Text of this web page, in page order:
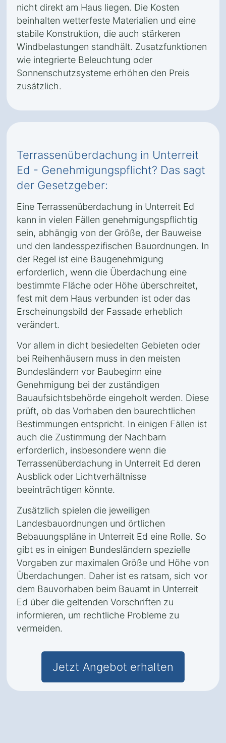
nicht direkt am Haus liegen. Die Kosten
beinhalten wetterfeste Materialien und eine
stabile Konstruktion, die auch stärkeren
Windbelastungen standhält. Zusatzfunktionen
wie integrierte Beleuchtung oder
Sonnenschutzsysteme erhöhen den Preis
zusätzlich.
Terrassenüberdachung in Unterreit
Ed - Genehmigungspflicht? Das sagt
der Gesetzgeber:
Eine Terrassenüberdachung in Unterreit Ed
kann in vielen Fällen genehmigungspflichtig
sein, abhängig von der Größe, der Bauweise
und den landesspezifischen Bauordnungen. In
der Regel ist eine Baugenehmigung
erforderlich, wenn die Überdachung eine
bestimmte Fläche oder Höhe überschreitet,
fest mit dem Haus verbunden ist oder das
Erscheinungsbild der Fassade erheblich
verändert.
Vor allem in dicht besiedelten Gebieten oder
bei Reihenhäusern muss in den meisten
Bundesländern vor Baubeginn eine
Genehmigung bei der zuständigen
Bauaufsichtsbehörde eingeholt werden. Diese
prüft, ob das Vorhaben den baurechtlichen
Bestimmungen entspricht. In einigen Fällen ist
auch die Zustimmung der Nachbarn
erforderlich, insbesondere wenn die
Terrassenüberdachung in Unterreit Ed deren
Ausblick oder Lichtverhältnisse
beeinträchtigen könnte.
Zusätzlich spielen die jeweiligen
Landesbauordnungen und örtlichen
Bebauungspläne in Unterreit Ed eine Rolle. So
gibt es in einigen Bundesländern spezielle
Vorgaben zur maximalen Größe und Höhe von
Überdachungen. Daher ist es ratsam, sich vor
dem Bauvorhaben beim Bauamt in Unterreit
Ed über die geltenden Vorschriften zu
informieren, um rechtliche Probleme zu
vermeiden.
Jetzt Angebot erhalten